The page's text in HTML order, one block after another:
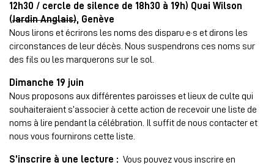
12h30 / cercle de silence de 18h30 à 19h) Quai Wilson
(Jardin Anglais), Genève
Nous lirons et écrirons les noms des disparu·e·s et dirons les
circonstances de leur décès. Nous suspendrons ces noms sur
des fils ou les marquerons sur le sol.
Dimanche 19 juin
Nous proposons aux différentes paroisses et lieux de culte qui
souhaiteraient s’associer à cette action de recevoir une liste de
noms à lire pendant la célébration. Il suffit de nous contacter et
nous vous fournirons cette liste.
S’inscrire à une lecture : Vous pouvez vous inscrire en